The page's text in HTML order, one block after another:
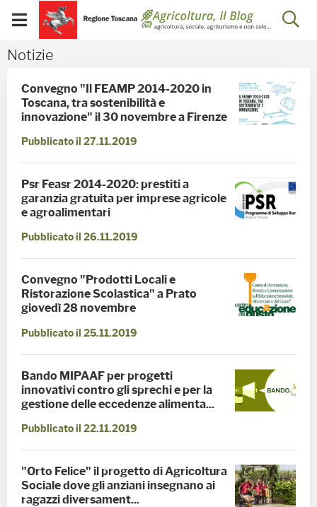
Skip to Main Content
Visualizza/chiudi
menu
mobile
Notizie - Blog
Notizie
Convegno "Il FEAMP 2014-2020 in
Toscana, tra sostenibilità e
innovazione" il 30 novembre a Firenze
Pubblicato il 27.11.2019
Psr Feasr 2014-2020: prestiti a
garanzia gratuita per imprese agricole
e agroalimentari
Pubblicato il 26.11.2019
Convegno "Prodotti Locali e
Ristorazione Scolastica" a Prato
giovedì 28 novembre
Pubblicato il 25.11.2019
Bando MIPAAF per progetti
innovativi contro gli sprechi e per la
gestione delle eccedenze alimenta...
Pubblicato il 22.11.2019
"Orto Felice" il progetto di Agricoltura
Sociale dove gli anziani insegnano ai
ragazzi diversament...